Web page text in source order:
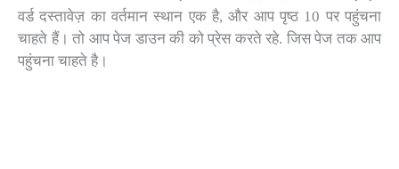
वर्ड दस्तावेज़ का वर्तमान स्थान एक है, और आप पृष्ठ 10 पर पहुंचना
चाहते हैं। तो आप पेज डाउन की को प्रेस करते रहे. जिस पेज तक आप
पहुंचना चाहते है।